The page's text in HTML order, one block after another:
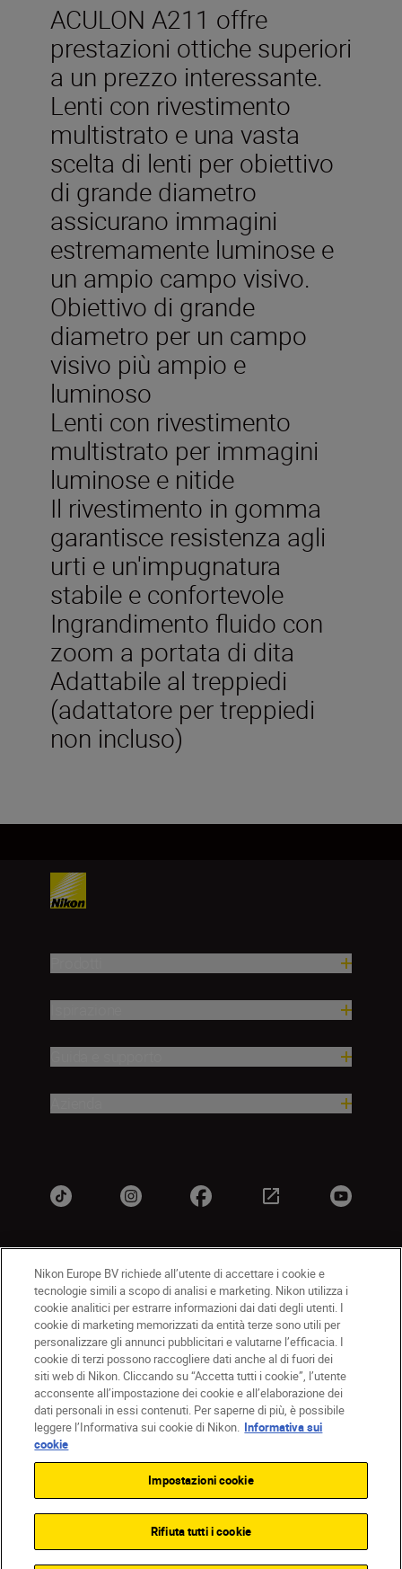
ACULON A211 offre
prestazioni ottiche superiori
a un prezzo interessante.
Lenti con rivestimento
multistrato e una vasta
scelta di lenti per obiettivo
di grande diametro
assicurano immagini
estremamente luminose e
un ampio campo visivo.
Obiettivo di grande
diametro per un campo
visivo più ampio e
luminoso
Lenti con rivestimento
multistrato per immagini
luminose e nitide
Il rivestimento in gomma
garantisce resistenza agli
urti e un'impugnatura
stabile e confortevole
Ingrandimento fluido con
zoom a portata di dita
Adattabile al treppiedi
(adattatore per treppiedi
non incluso)
IT Nikon Sites
Contattateci
Informativa sulla privacy
Termini di utilizzo
Informativa sui cookie
Impostazioni dei cookie
© 2026 Nikon
Back to top
Nikon Europe BV richiede all’utente di accettare i cookie e
tecnologie simili a scopo di analisi e marketing. Nikon utilizza i
cookie analitici per estrarre informazioni dai dati degli utenti. I
cookie di marketing memorizzati da entità terze sono utili per
personalizzare gli annunci pubblicitari e valutarne l’efficacia. I
cookie di terzi possono raccogliere dati anche al di fuori dei
siti web di Nikon. Cliccando su “Accetta tutti i cookie”, l’utente
acconsente all’impostazione dei cookie e all’elaborazione dei
dati personali in essi contenuti. Per saperne di più, è possibile
leggere l’Informativa sui cookie di Nikon. Informativa sui
cookie
Impostazioni cookie
Rifiuta tutti i cookie